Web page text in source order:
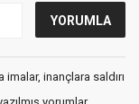
inançlara saldırı